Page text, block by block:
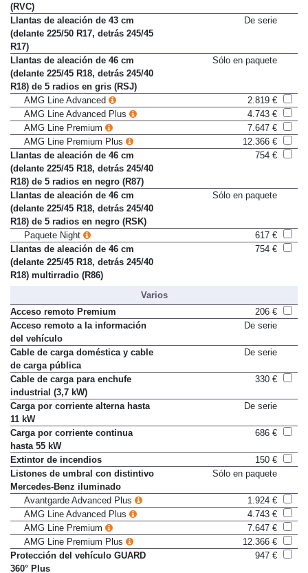
255/35 R19) multirradio en negro
(RVC)
Llantas de aleación de 43 cm
(delante 225/50 R17, detrás 245/45
R17)
Llantas de aleación de 46 cm
(delante 225/45 R18, detrás 245/40
R18) de 5 radios en gris (RSJ)
AMG Line Advanced
2.819 €
AMG Line Advanced Plus
4.743 €
AMG Line Premium
7.647 €
AMG Line Premium Plus
12.366 €
Llantas de aleación de 46 cm
(delante 225/45 R18, detrás 245/40
R18) de 5 radios en negro (R87)
Llantas de aleación de 46 cm
(delante 225/45 R18, detrás 245/40
R18) de 5 radios en negro (RSK)
Paquete Night
617 €
Llantas de aleación de 46 cm
(delante 225/45 R18, detrás 245/40
Varios
Acceso remoto Premium
206 €
Acceso remoto a la información
del vehículo
Cable de carga doméstica y cable
de carga pública
Cable de carga para enchufe
industrial (3,7 kW)
Carga por corriente alterna hasta
11 kW
Carga por corriente continua
hasta 55 kW
Extintor de incendios
150 €
Listones de umbral con distintivo
Mercedes-Benz iluminado
Avantgarde Advanced Plus
1.924 €
AMG Line Advanced Plus
4.743 €
AMG Line Premium
7.647 €
AMG Line Premium Plus
12.366 €
Protección del vehículo GUARD